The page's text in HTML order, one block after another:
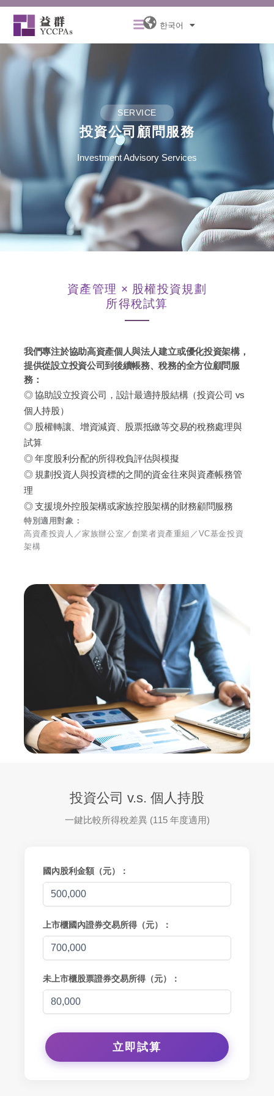
콘
Menu한국어
SERVICE
投資公司顧問服務
Investment Advisory Services
資產管理 × 股權投資規劃
所得稅試算
我們專注於協助高資產個人與法人建立或優化投資架構，
提供從設立投資公司到後續帳務、稅務的全方位顧問服
務：
◎ 協助設立投資公司，設計最適持股結構（投資公司 vs
個人持股）
◎ 股權轉讓、增資減資、股票抵繳等交易的稅務處理與
試算
◎ 年度股利分配的所得稅負評估與模擬
◎ 規劃投資人與投資標的之間的資金往來與資產帳務管
理
◎ 支援境外控股架構或家族控股架構的財務顧問服務
特別適用對象：
高資產投資人／家族辦公室／創業者資產重組／VC基金投資
架構
投資公司 v.s. 個人持股
一鍵比較所得稅差異 (115 年度適用)
國內股利金額（元）：
上市櫃國內證券交易所得（元）：
未上市櫃股票證券交易所得（元）：
立即試算